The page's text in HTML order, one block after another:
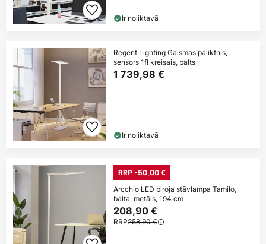
Ir noliktavā
Regent Lighting Gaismas paliktnis,
sensors 1fl kreisais, balts
1 739,98 €
Ir noliktavā
RRP -50,00 €
Arcchio LED biroja stāvlampa Tamilo,
balta, metāls, 194 cm
208,90 €
RRP258,90 €